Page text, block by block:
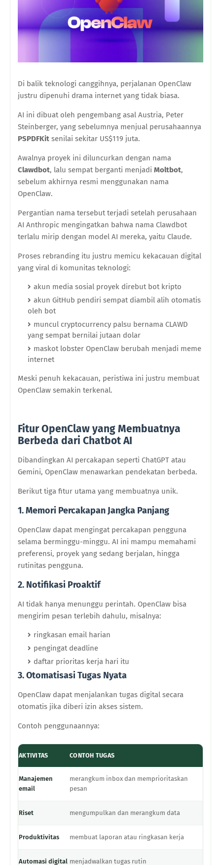
Di balik teknologi canggihnya, perjalanan OpenClaw
justru dipenuhi drama internet yang tidak biasa.
AI ini dibuat oleh pengembang asal Austria, Peter
Steinberger, yang sebelumnya menjual perusahaannya
PSPDFKit senilai sekitar US$119 juta.
Awalnya proyek ini diluncurkan dengan nama
Clawdbot, lalu sempat berganti menjadi Moltbot,
sebelum akhirnya resmi menggunakan nama
OpenClaw.
Pergantian nama tersebut terjadi setelah perusahaan
AI Anthropic mengingatkan bahwa nama Clawdbot
terlalu mirip dengan model AI mereka, yaitu Claude.
Proses rebranding itu justru memicu kekacauan digital
yang viral di komunitas teknologi:
akun media sosial proyek direbut bot kripto
akun GitHub pendiri sempat diambil alih otomatis
oleh bot
muncul cryptocurrency palsu bernama CLAWD
yang sempat bernilai jutaan dolar
maskot lobster OpenClaw berubah menjadi meme
internet
Meski penuh kekacauan, peristiwa ini justru membuat
OpenClaw semakin terkenal.
Fitur OpenClaw yang Membuatnya
Berbeda dari Chatbot AI
Dibandingkan AI percakapan seperti ChatGPT atau
Gemini, OpenClaw menawarkan pendekatan berbeda.
Berikut tiga fitur utama yang membuatnya unik.
1. Memori Percakapan Jangka Panjang
OpenClaw dapat mengingat percakapan pengguna
selama berminggu-minggu. AI ini mampu memahami
preferensi, proyek yang sedang berjalan, hingga
rutinitas pengguna.
2. Notifikasi Proaktif
AI tidak hanya menunggu perintah. OpenClaw bisa
mengirim pesan terlebih dahulu, misalnya:
ringkasan email harian
pengingat deadline
daftar prioritas kerja hari itu
3. Otomatisasi Tugas Nyata
OpenClaw dapat menjalankan tugas digital secara
otomatis jika diberi izin akses sistem.
Contoh penggunaannya:
AKTIVITAS CONTOH TUGAS
Manajemen
email
merangkum inbox dan memprioritaskan
pesan
Riset mengumpulkan dan merangkum data
Produktivitas membuat laporan atau ringkasan kerja
Automasi digital menjadwalkan tugas rutin